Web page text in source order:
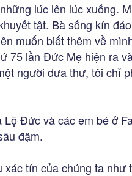
lúc lên lúc xuống.
tật. Bà sống kín
muốn biết thêm về
75 lần Đức Mẹ hiện ra
người đưa thư, tôi chỉ
Đức và các em bé ở
đậm.
tín của chúng ta như